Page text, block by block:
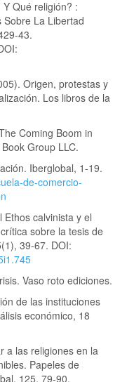
Qué religión? :
La Libertad
43.
Origen, protestas y
Los libros de la
Coming Boom in
Group LLC.
Iberglobal, 1-19.
de-comercio-
calvinista y el
sobre la tesis de
39-67. DOI:
Vaso roto ediciones.
de las instituciones
económico, 18
a las religiones en la
Papeles de
125, 79-90.